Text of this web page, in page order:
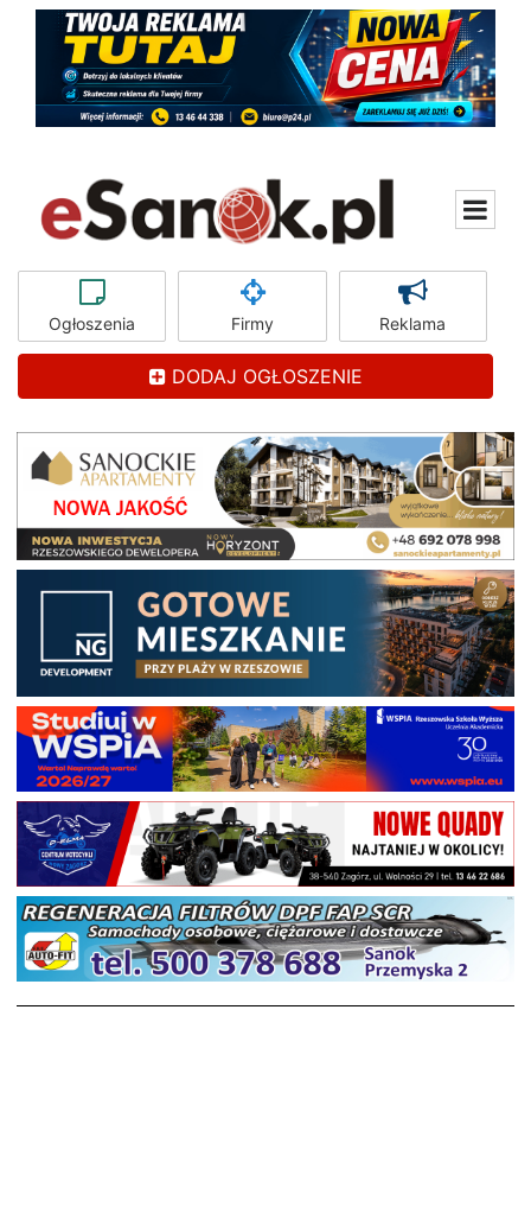
Ogłoszenia Firmy Reklama
DODAJ OGŁOSZENIE